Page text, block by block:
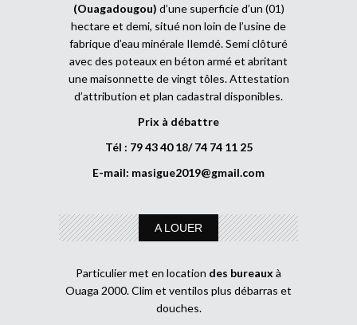
(Ouagadougou) d’une superficie d’un (01)
hectare et demi, situé non loin de l’usine de
fabrique d’eau minérale Ilemdé. Semi clôturé
avec des poteaux en béton armé et abritant
une maisonnette de vingt tôles. Attestation
d’attribution et plan cadastral disponibles.
Prix à débattre
Tél : 79 43 40 18/ 74 74 11 25
E-mail: masigue2019@gmail.com
A LOUER
Particulier met en location des bureaux à
Ouaga 2000. Clim et ventilos plus débarras et
douches.